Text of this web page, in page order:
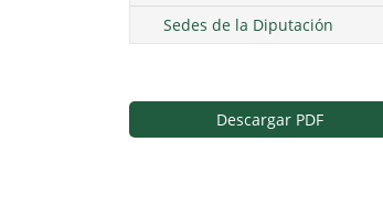
Sedes de la Diputación
Descargar PDF